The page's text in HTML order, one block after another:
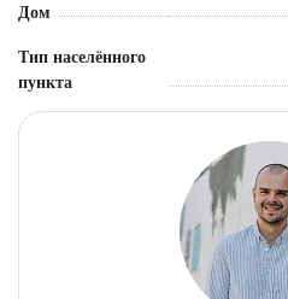
Дом
Тип населённого
пункта